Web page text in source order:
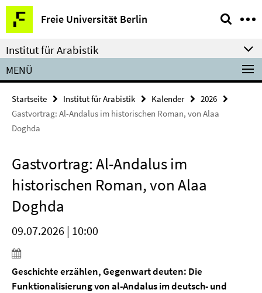
Springe
direkt
zu
Inhalt
Freie Universität Berlin
Service-
Navigation
Institut für Arabistik
MENÜ
Startseite Institut für Arabistik Kalender
2026
Gastvortrag: Al-Andalus im historischen Roman, von Alaa
Doghda
Gastvortrag: Al-Andalus im
historischen Roman, von Alaa
Doghda
09.07.2026 | 10:00
Geschichte erzählen, Gegenwart deuten: Die
Funktionalisierung von al-Andalus im deutsch- und